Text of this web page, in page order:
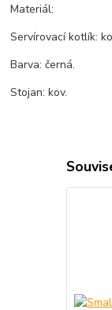
Materiál:
Servírovací kotlík:
Barva: černá.
Stojan: kov.